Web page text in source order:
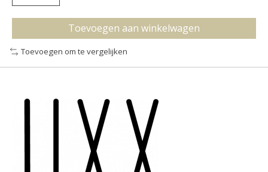
Toevoegen aan winkelwagen
Toevoegen om te vergelijken